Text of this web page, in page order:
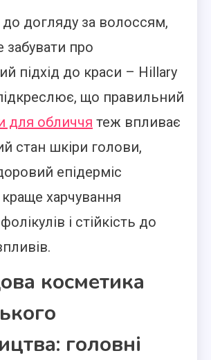
догляду за волоссям,
про
підхід до краси – Hillary
що правильний
для обличчя теж впливає
стан шкіри голови,
епідерміс
харчування
і стійкість до
косметика
головні